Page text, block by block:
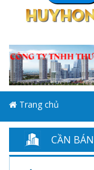
Trang chủ
CẦN